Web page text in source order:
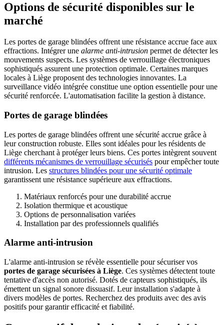
Options de sécurité disponibles sur le
marché
Les portes de garage blindées offrent une résistance accrue face aux
effractions. Intégrer une alarme anti-intrusion permet de détecter les
mouvements suspects. Les systèmes de verrouillage électroniques
sophistiqués assurent une protection optimale. Certaines marques
locales à Liège proposent des technologies innovantes. La
surveillance vidéo intégrée constitue une option essentielle pour une
sécurité renforcée. L'automatisation facilite la gestion à distance.
Portes de garage blindées
Les portes de garage blindées offrent une sécurité accrue grâce à
leur construction robuste. Elles sont idéales pour les résidents de
Liège cherchant à protéger leurs biens. Ces portes intègrent souvent
différents mécanismes de verrouillage sécurisés pour empêcher toute
intrusion. Les structures blindées pour une sécurité optimale
garantissent une résistance supérieure aux effractions.
Matériaux renforcés pour une durabilité accrue
Isolation thermique et acoustique
Options de personnalisation variées
Installation par des professionnels qualifiés
Alarme anti-intrusion
L'alarme anti-intrusion se révèle essentielle pour sécuriser vos
portes de garage sécurisées à Liège. Ces systèmes détectent toute
tentative d'accès non autorisé. Dotés de capteurs sophistiqués, ils
émettent un signal sonore dissuasif. Leur installation s'adapte à
divers modèles de portes. Recherchez des produits avec des avis
positifs pour garantir efficacité et fiabilité.